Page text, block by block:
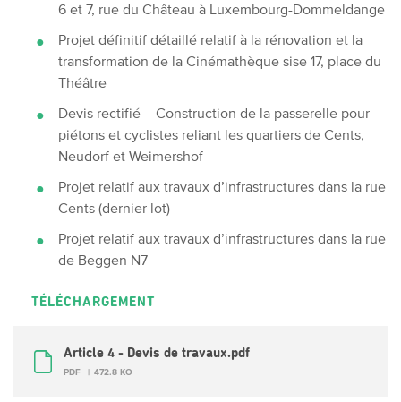
6 et 7, rue du Château à Luxembourg-Dommeldange
Projet définitif détaillé relatif à la rénovation et la
transformation de la Cinémathèque sise 17, place du
Théâtre
Devis rectifié – Construction de la passerelle pour
piétons et cyclistes reliant les quartiers de Cents,
Neudorf et Weimershof
Projet relatif aux travaux d’infrastructures dans la rue
Cents (dernier lot)
Projet relatif aux travaux d’infrastructures dans la rue
de Beggen N7
TÉLÉCHARGEMENT
Article 4 - Devis de travaux.pdf
PDF 472.8 KO